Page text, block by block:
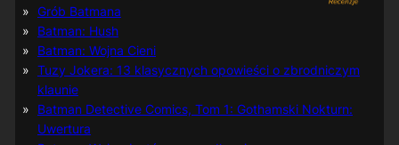
Grób Batmana
Batman: Hush
Batman: Wojna Cieni
Tuzy Jokera: 13 klasycznych opowieści o zbrodniczym
klaunie
Batman Detective Comics, Tom 1: Gothamski Nokturn:
Uwertura